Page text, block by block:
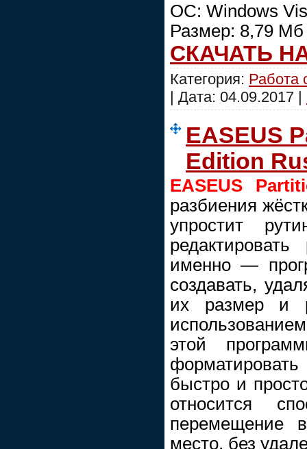
ОС: Windows
Размер: 8,79 Мб
СКАЧАТЬ
Категория: Работа
| Дата: 04.09.2017 |
EASEUS
Edition
EASEUS
разбиения
упростит
именно —
создавать,
их размер и
этой
быстро и
относится
перемещение
место, без